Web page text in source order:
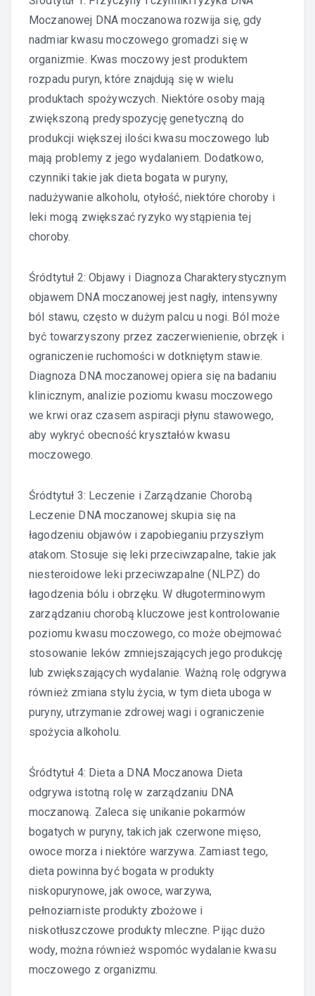
Moczanowej DNA moczanowa rozwija się, gdy
nadmiar kwasu moczowego gromadzi się w
organizmie. Kwas moczowy jest produktem
rozpadu puryn, które znajdują się w wielu
produktach spożywczych. Niektóre osoby mają
zwiększoną predyspozycję genetyczną do
produkcji większej ilości kwasu moczowego lub
mają problemy z jego wydalaniem. Dodatkowo,
czynniki takie jak dieta bogata w puryny,
nadużywanie alkoholu, otyłość, niektóre choroby i
leki mogą zwiększać ryzyko wystąpienia tej
choroby.
Śródtytuł 2: Objawy i Diagnoza Charakterystycznym
objawem DNA moczanowej jest nagły, intensywny
ból stawu, często w dużym palcu u nogi. Ból może
być towarzyszony przez zaczerwienienie, obrzęk i
ograniczenie ruchomości w dotkniętym stawie.
Diagnoza DNA moczanowej opiera się na badaniu
klinicznym, analizie poziomu kwasu moczowego
we krwi oraz czasem aspiracji płynu stawowego,
aby wykryć obecność kryształów kwasu
moczowego.
Śródtytuł 3: Leczenie i Zarządzanie Chorobą
Leczenie DNA moczanowej skupia się na
łagodzeniu objawów i zapobieganiu przyszłym
atakom. Stosuje się leki przeciwzapalne, takie jak
niesteroidowe leki przeciwzapalne (NLPZ) do
łagodzenia bólu i obrzęku. W długoterminowym
zarządzaniu chorobą kluczowe jest kontrolowanie
poziomu kwasu moczowego, co może obejmować
stosowanie leków zmniejszających jego produkcję
lub zwiększających wydalanie. Ważną rolę odgrywa
również zmiana stylu życia, w tym dieta uboga w
puryny, utrzymanie zdrowej wagi i ograniczenie
spożycia alkoholu.
Śródtytuł 4: Dieta a DNA Moczanowa Dieta
odgrywa istotną rolę w zarządzaniu DNA
moczanową. Zaleca się unikanie pokarmów
bogatych w puryny, takich jak czerwone mięso,
owoce morza i niektóre warzywa. Zamiast tego,
dieta powinna być bogata w produkty
niskopurynowe, jak owoce, warzywa,
pełnoziarniste produkty zbożowe i
niskotłuszczowe produkty mleczne. Pijąc dużo
wody, można również wspomóc wydalanie kwasu
moczowego z organizmu.